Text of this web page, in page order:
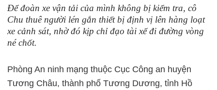
Để đoàn xe vận tải của mình không bị kiểm tra, cô
Chu thuê người lén gắn thiết bị định vị lên hàng loạt
xe cảnh sát, nhờ đó kịp chỉ đạo tài xế đi đường vòng
né chốt.
Phòng An ninh mạng thuộc Cục Công an huyện
Tương Châu, thành phố Tương Dương, tỉnh Hồ